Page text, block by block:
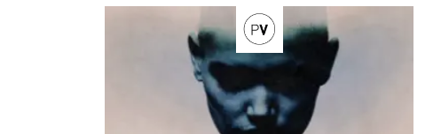
Vos questions